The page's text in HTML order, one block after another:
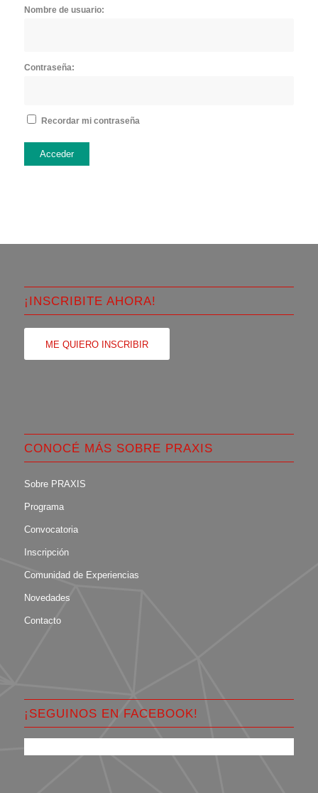
Nombre de usuario:
Contraseña:
Recordar mi contraseña
Acceder
¡INSCRIBITE AHORA!
ME QUIERO INSCRIBIR
CONOCÉ MÁS SOBRE PRAXIS
Sobre PRAXIS
Programa
Convocatoria
Inscripción
Comunidad de Experiencias
Novedades
Contacto
¡SEGUINOS EN FACEBOOK!